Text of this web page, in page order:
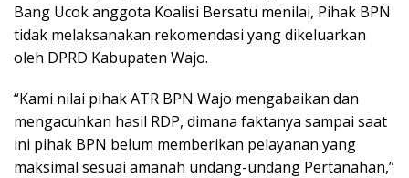
Bang Ucok anggota Koalisi Bersatu menilai, Pihak BPN
tidak melaksanakan rekomendasi yang dikeluarkan
oleh DPRD Kabupaten Wajo.
“Kami nilai pihak ATR BPN Wajo mengabaikan dan
mengacuhkan hasil RDP, dimana faktanya sampai saat
ini pihak BPN belum memberikan pelayanan yang
maksimal sesuai amanah undang-undang Pertanahan,”